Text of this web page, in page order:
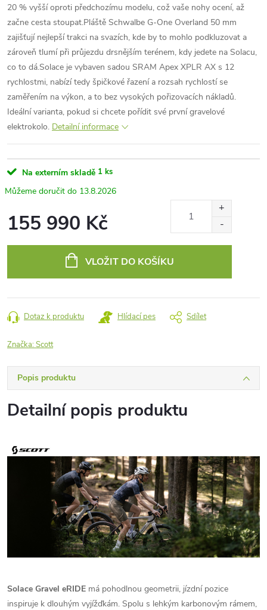
20 % vyšší oproti předchozímu modelu, což vaše nohy ocení, až
začne cesta stoupat.Pláště Schwalbe G-One Overland 50 mm
zajišťují nejlepší trakci na svazích, kde by to mohlo podkluzovat a
zároveň tlumí při průjezdu drsnějším terénem, kdy jedete na Solacu,
co to dá.Solace je vybaven sadou SRAM Apex XPLR AX s 12
rychlostmi, nabízí tedy špičkové řazení a rozsah rychlostí se
zaměřením na výkon, a to bez vysokých pořizovacích nákladů.
Ideální varianta, pokud si chcete pořídit své první gravelové
elektrokolo. Detailní informace
Na externím skladě 1 ks
13.8.2026
155 990 Kč
VLOŽIT DO KOŠÍKU
Dotaz k produktu Hlídací pes Sdílet
Značka:Scott
Popis produktu
Detailní popis produktu
Solace Gravel eRIDE má pohodlnou geometrii, jízdní pozice
inspiruje k dlouhým vyjížďkám. Spolu s lehkým karbonovým rámem,